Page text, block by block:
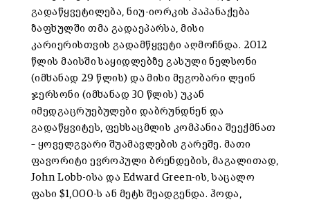
გადაწყვეტილება, ნიუ-იორკის პაპანაქება
ზაფხულში თმა გადაეპარსა, მისი
კარიერისთვის გადამწყვეტი აღმოჩნდა. 2012
წლის მაისში საყიდლებზე გასული ნელსონი
(იმხანად 29 წლის) და მისი მეგობარი ლეინ
ჯერსონი (იმხანად 30 წლის) უკან
იმედგაცრუებულები დაბრუნდნენ და
გადაწყვიტეს, ფეხსაცმლის კომპანია შეექმნათ
– ყოველგვარი შუამავლების გარეშე. მათი
ფავორიტი ევროპული ბრენდების, მაგალითად,
John Lobb-ისა და Edward Green-ის, საცალო
ფასი $1,000-ს ან მეტს შეადგენდა. ჰოდა,